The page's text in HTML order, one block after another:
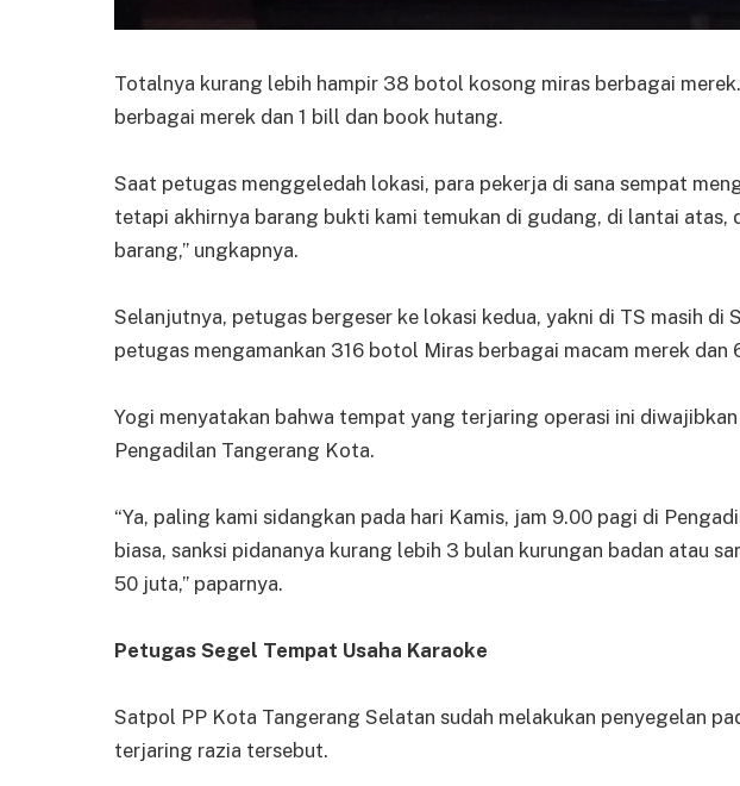
Totalnya kurang lebih hampir 38 botol kosong miras berbagai
berbagai merek dan 1 bill dan book hutang.
Saat petugas menggeledah lokasi, para pekerja di sana sempat
tetapi akhirnya barang bukti kami temukan di gudang, di lantai atas,
barang,” ungkapnya.
Selanjutnya, petugas bergeser ke lokasi kedua, yakni di TS masih di
petugas mengamankan 316 botol Miras berbagai macam merek dan
Yogi menyatakan bahwa tempat yang terjaring operasi ini
Pengadilan Tangerang Kota.
“Ya, paling kami sidangkan pada hari Kamis, jam 9.00 pagi di
biasa, sanksi pidananya kurang lebih 3 bulan kurungan badan atau
50 juta,” paparnya.
Petugas Segel Tempat Usaha Karaoke
Satpol PP Kota Tangerang Selatan sudah melakukan penyegelan
terjaring razia tersebut.